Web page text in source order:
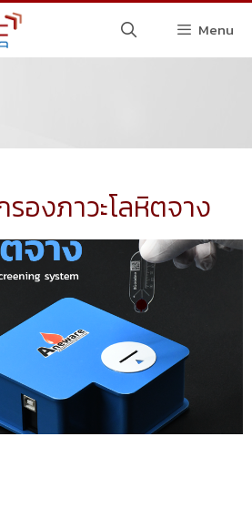
Menu
รองภาวะโลหิตจาง